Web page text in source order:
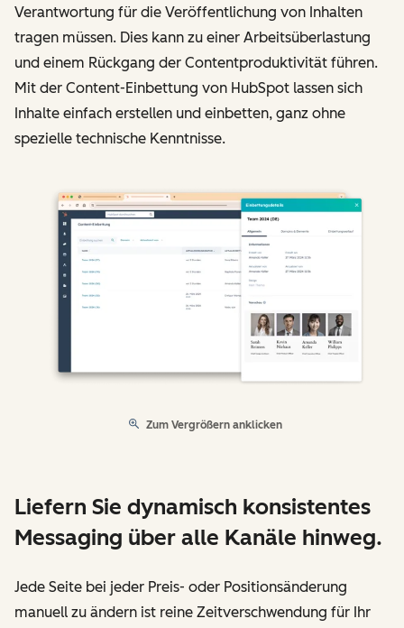
Verantwortung für die Veröffentlichung von Inhalten
tragen müssen. Dies kann zu einer Arbeitsüberlastung
und einem Rückgang der Contentproduktivität führen.
Mit der Content-Einbettung von HubSpot lassen sich
Inhalte einfach erstellen und einbetten, ganz ohne
spezielle technische Kenntnisse.
Zum Vergrößern anklicken
Liefern Sie dynamisch konsistentes
Messaging über alle Kanäle hinweg.
Jede Seite bei jeder Preis- oder Positionsänderung
manuell zu ändern ist reine Zeitverschwendung für Ihr